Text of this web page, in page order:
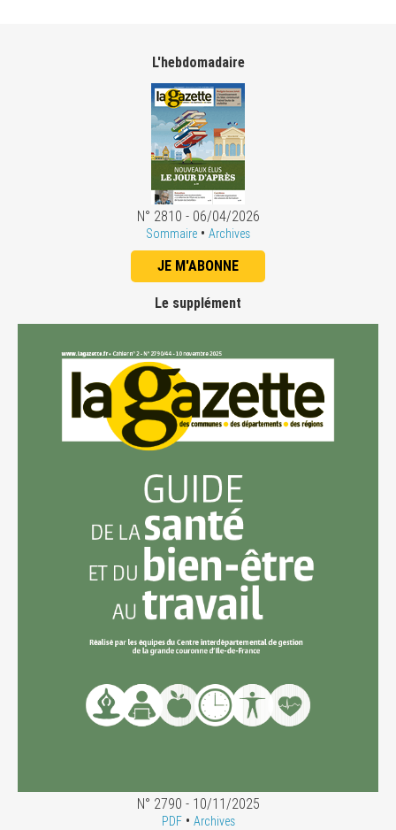
L'hebdomadaire
N° 2810 - 06/04/2026
Sommaire • Archives
JE M'ABONNE
Le supplément
N° 2790 - 10/11/2025
PDF• Archives